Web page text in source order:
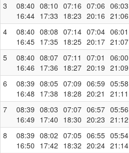
3
08:40
16:44
08:10
17:33
07:16
18:23
07:06
20:16
06:03
21:06
4
08:40
16:45
08:08
17:35
07:14
18:25
07:04
20:17
06:01
21:07
5
08:40
16:46
08:07
17:36
07:11
18:27
07:01
20:19
06:00
21:09
6
08:39
16:48
08:05
17:38
07:09
18:28
06:59
20:21
05:58
21:11
7
08:39
16:49
08:03
17:40
07:07
18:30
06:57
20:23
05:56
21:12
8
08:39
16:50
08:02
17:42
07:05
18:32
06:55
20:24
05:54
21:14